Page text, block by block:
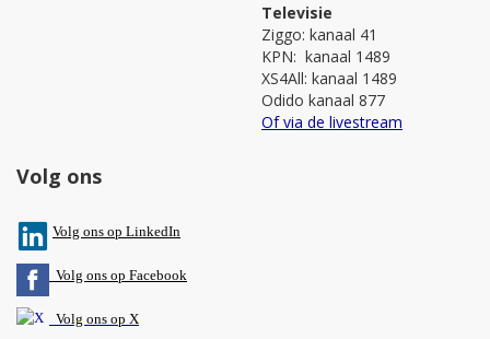
Televisie
Ziggo: kanaal 41
KPN: kanaal 1489
XS4All: kanaal 1489
Odido kanaal 877
Of via de livestream
Volg ons
Volg ons op LinkedIn
Volg ons op Facebook
Volg ons op X